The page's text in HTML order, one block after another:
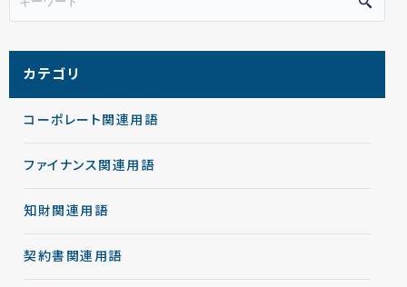
カテゴリ
コーポレート関連用語
ファイナンス関連用語
知財関連用語
契約書関連用語